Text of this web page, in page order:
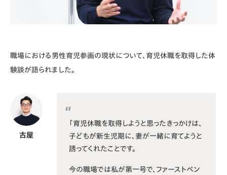
職場における男性育児参画の現状について、育児休職を取得した体
験談が語られました。
古屋
「育児休職を取得しようと思ったきっかけは、
子どもが新生児期に、妻が一緒に育てようと
誘ってくれたことです。
今の職場では私が第一号で、ファーストペン